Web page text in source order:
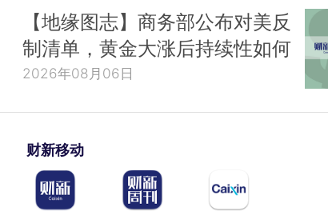
【地缘图志】商务部公布对美反
制清单，黄金大涨后持续性如何
2026年08月06日
财新移动